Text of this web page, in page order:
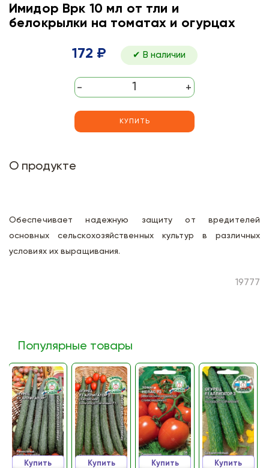
Имидор Врк 10 мл от тли и
белокрылки на томатах и огурцах
172 ₽ ✔ В наличии
- +
КУПИТЬ
О продукте
Обеспечивает надежную защиту от вредителей
основных сельскохозяйственных культур в различных
условиях их выращивания.
19777
Популярные товары
Купить Купить Купить Купить